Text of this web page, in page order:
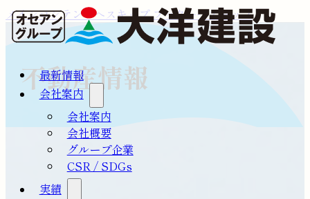
メインコンテンツへスキップフッターへスキップ
最新情報
会社案内
会社案内
会社概要
グループ企業
CSR / SDGs
実績
不動産情報